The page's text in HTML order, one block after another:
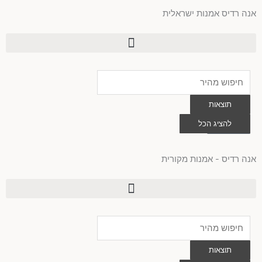
אנה רדיס אמנות ישראלית
...
תוצאות
להציג הכל
0
עגלת
קניות
אנה רדיס - אמנות מקורית
...
תוצאות